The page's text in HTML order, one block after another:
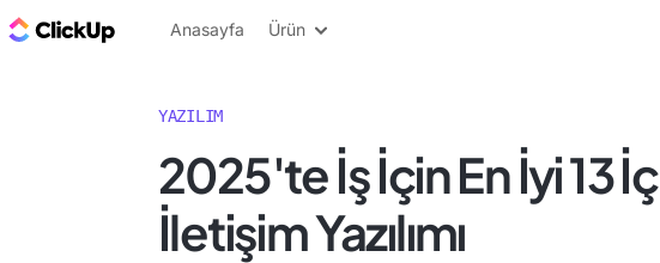
ClickUp Blog
Anasayfa Ürün
YAZILIM
2025'te İş İçin En İyi 13 İç
İletişim Yazılımı